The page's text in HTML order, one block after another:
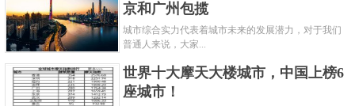
低起伏，但是交通还是十分方便的，轻轨的出现更是
贴近了人们的生活。让人不禁唏嘘这么年轻发展势头
就这么猛，以后不容小觑啊！
京和广州包揽
城市综合实力代表着城市未来的发展潜力，对于我们
普通人来说，大家...
世界十大摩天大楼城市，中国上榜6
座城市！